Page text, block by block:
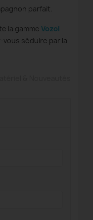
parfait.
la gamme Vozol
vous séduire par la